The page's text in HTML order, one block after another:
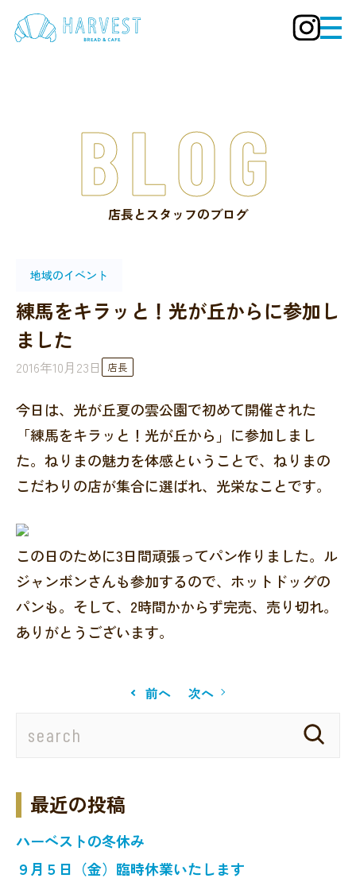
店長とスタッフのブログ
BLOG
地域のイベント
練馬をキラッと！光が丘からに参加し
ました
2016年10月23日 店長
今日は、光が丘夏の雲公園で初めて開催された
「練馬をキラッと！光が丘から」に参加しまし
た。ねりまの魅力を体感ということで、ねりまの
こだわりの店が集合に選ばれ、光栄なことです。
この日のために3日間頑張ってパン作りました。ル
ジャンボンさんも参加するので、ホットドッグの
パンも。そして、2時間かからず完売、売り切れ。
ありがとうございます。
前へ 次へ
最近の投稿
ハーベストの冬休み
９月５日（金）臨時休業いたします